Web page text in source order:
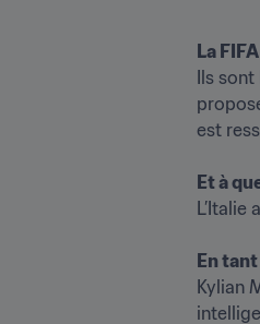
La
Ils
est
Et à
L’Italie
En
Kylian